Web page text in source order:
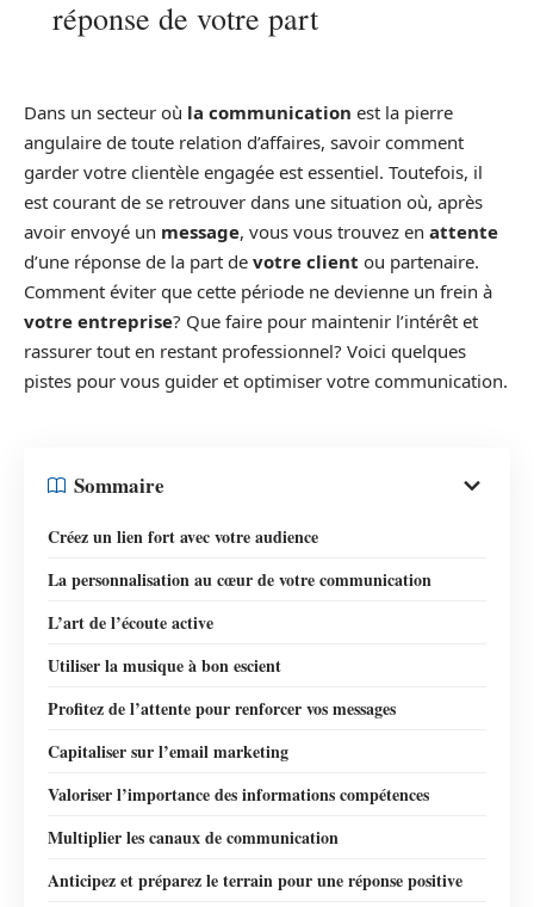
réponse de votre part
Dans un secteur où la communication est la pierre
angulaire de toute relation d’affaires, savoir comment
garder votre clientèle engagée est essentiel. Toutefois, il
est courant de se retrouver dans une situation où, après
avoir envoyé un message, vous vous trouvez en attente
d’une réponse de la part de votre client ou partenaire.
Comment éviter que cette période ne devienne un frein à
votre entreprise? Que faire pour maintenir l’intérêt et
rassurer tout en restant professionnel? Voici quelques
pistes pour vous guider et optimiser votre communication.
Sommaire
Créez un lien fort avec votre audience
La personnalisation au cœur de votre communication
L’art de l’écoute active
Utiliser la musique à bon escient
Profitez de l’attente pour renforcer vos messages
Capitaliser sur l’email marketing
Valoriser l’importance des informations compétences
Multiplier les canaux de communication
Anticipez et préparez le terrain pour une réponse positive